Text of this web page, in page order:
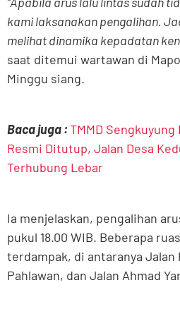
kami laksanakan pengalihan.
melihat dinamika kepadatan
saat ditemui wartawan di
Minggu siang.
Baca juga :TMMD
Resmi Ditutup, Jalan Desa
Terhubung Lebar
Ia menjelaskan, pengalihan
pukul 18.00 WIB. Beberapa
terdampak, di antaranya Jalan
Pahlawan, dan Jalan Ahmad